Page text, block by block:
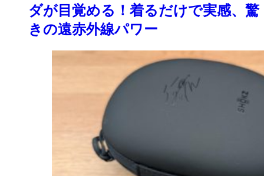
ダが目覚める！着るだけで実感、驚
きの遠赤外線パワー